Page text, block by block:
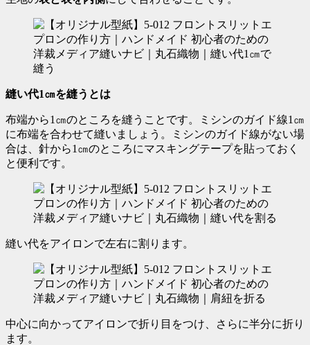
縫い代1㎝を縫うとは
布端から1㎝のところを縫うことです。ミシンのガイド線1㎝
に布端を合わせて縫いましょう。ミシンのガイド線がない場
合は、針から1㎝のところにマスキングテープを貼っておく
と便利です。
縫い代をアイロンで左右に割ります。
中心に向かってアイロンで折り目をつけ、さらに半分に折り
ます。